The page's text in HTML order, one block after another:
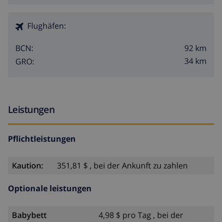
Flughäfen:
BCN:
92 km
GRO:
34 km
Leistungen
Pflichtleistungen
Kaution: 351,81 $ , bei der Ankunft zu zahlen
Optionale leistungen
Babybett
4,98 $ pro Tag , bei der